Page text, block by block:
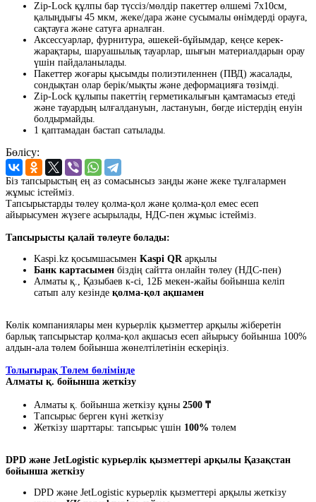
Zip-Lock құлпы бар түссіз/мөлдір пакеттер өлшемі 7х10см,
қалыңдығы 45 мкм, жеке/дара және сусымалы өнімдерді орауға,
сақтауға және сатуға арналған.
Аксессуарлар, фурнитура, әшекей-бұйымдар, кеңсе керек-
жарақтары, шаруашылық тауарлар, шығын материалдарын орау
үшін пайдаланылады.
Пакеттер жоғары қысымды полиэтиленнен (ПВД) жасалады,
сондықтан олар берік/мықты және деформацияға төзімді.
Zip-Lock құлыпы пакеттің герметикалығын қамтамасыз етеді
және тауардың ылғалдануын, ластануын, бөгде иістердің енуін
болдырмайды.
1 қаптамадан бастап сатылады.
Бөлісу:
Біз тапсырыстың ең аз сомасынсыз заңды және жеке тұлғалармен
жұмыс істейміз.
Тапсырыстарды төлеу қолма-қол және қолма-қол емес есеп
айырысумен жүзеге асырылады, НДС-пен жұмыс істейміз.
Тапсырысты қалай төлеуге болады:
Kaspi.kz қосымшасымен Kaspi QRарқылы
Банк картасымен біздің сайтта онлайн төлеу (НДС-пен)
Алматы қ., Қазыбаев к-сі, 12Б мекен-жайы бойынша келіп
сатып алу кезінде қолма-қол ақшамен
Көлік компаниялары мен курьерлік қызметтер арқылы жіберетін
барлық тапсырыстар қолма-қол ақшасыз есеп айырысу бойынша 100%
алдын-ала төлем бойынша жөнелтілетінін ескеріңіз.
Толығырақ Төлем бөлімінде
Алматы қ. бойынша жеткізу
Алматы қ. бойынша жеткізу құны 2500 ₸
Тапсырыс берген күні жеткізу
Жеткізу шарттары: тапсырыс үшін 100% төлем
DPD және JetLogistic курьерлік қызметтері арқылы Қазақстан
бойынша жеткізу
DPD және JetLogistic курьерлік қызметтері арқылы жеткізу